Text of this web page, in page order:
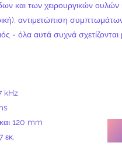
και των χειρουργικών
αντιμετώπιση
- όλα αυτά συχνά
kHz
120 mm
εκ.